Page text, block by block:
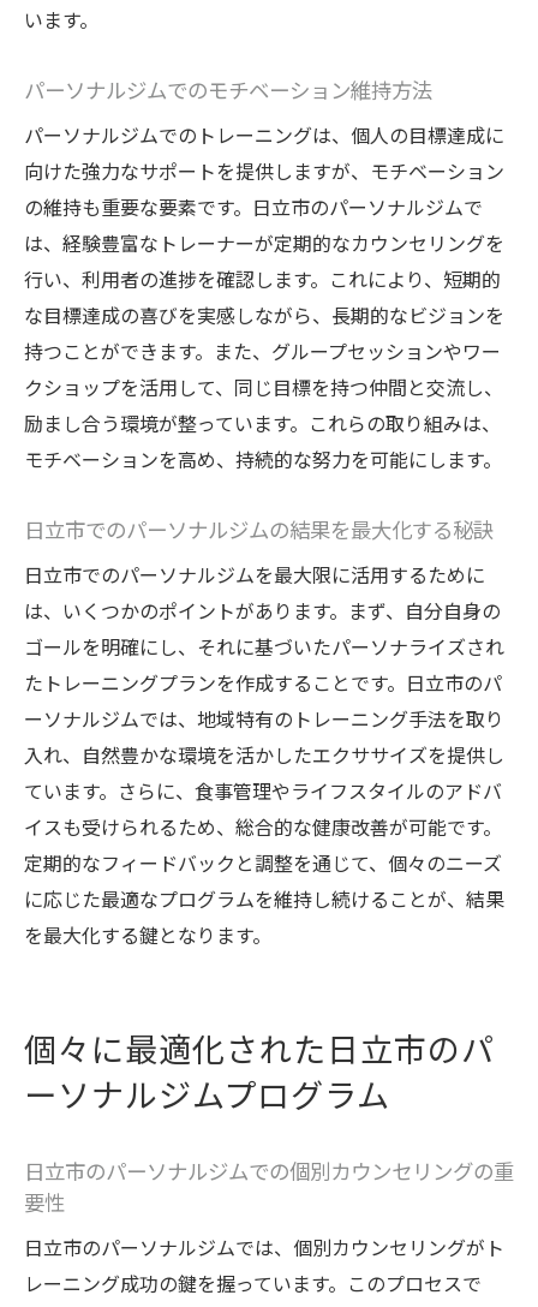
います。
パーソナルジムでのモチベーション維持方法
パーソナルジムでのトレーニングは、個人の目標達成に
向けた強力なサポートを提供しますが、モチベーション
の維持も重要な要素です。日立市のパーソナルジムで
は、経験豊富なトレーナーが定期的なカウンセリングを
行い、利用者の進捗を確認します。これにより、短期的
な目標達成の喜びを実感しながら、長期的なビジョンを
持つことができます。また、グループセッションやワー
クショップを活用して、同じ目標を持つ仲間と交流し、
励まし合う環境が整っています。これらの取り組みは、
モチベーションを高め、持続的な努力を可能にします。
日立市でのパーソナルジムの結果を最大化する秘訣
日立市でのパーソナルジムを最大限に活用するために
は、いくつかのポイントがあります。まず、自分自身の
ゴールを明確にし、それに基づいたパーソナライズされ
たトレーニングプランを作成することです。日立市のパ
ーソナルジムでは、地域特有のトレーニング手法を取り
入れ、自然豊かな環境を活かしたエクササイズを提供し
ています。さらに、食事管理やライフスタイルのアドバ
イスも受けられるため、総合的な健康改善が可能です。
定期的なフィードバックと調整を通じて、個々のニーズ
に応じた最適なプログラムを維持し続けることが、結果
を最大化する鍵となります。
個々に最適化された日立市のパ
ーソナルジムプログラム
日立市のパーソナルジムでの個別カウンセリングの重
要性
日立市のパーソナルジムでは、個別カウンセリングがト
レーニング成功の鍵を握っています。このプロセスで